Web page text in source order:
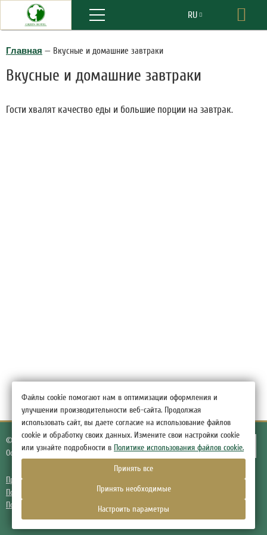
Файлы cookie помогают нам в оптимизации оформления и
улучшении производительности веб-сайта. Продолжая
использовать сайт, вы даете согласие на использование файлов
cookie и обработку своих данных. Измените свои настройки cookie
или узнайте подробности в Политике использования файлов cookie.
Принять все
Принять необходимые
Настроить параметры
Меню RU
Главная — Вкусные и домашние завтраки
Вкусные и домашние завтраки
Гости хвалят качество еды и большие порции на завтрак.
© 2026.Гостиница Грин Отель,деревня Низино
Официальный сайт
Правовая информация
Политика обработки персональных данных
Политика использования файлов cookie